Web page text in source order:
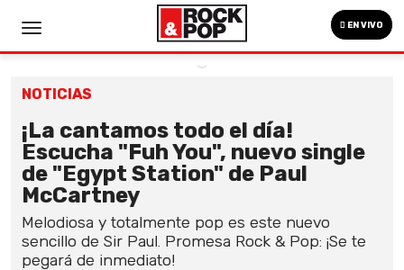
EN VIVO
NOTICIAS
¡La cantamos todo el día!
Escucha "Fuh You", nuevo single
de "Egypt Station" de Paul
McCartney
Melodiosa y totalmente pop es este nuevo
sencillo de Sir Paul. Promesa Rock & Pop: ¡Se te
pegará de inmediato!